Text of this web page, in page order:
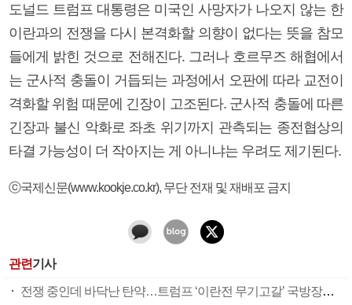
도널드 트럼프 대통령은 미국인 사망자가 나오지 않는 한
이란과의 전쟁을 다시 본격화할 의향이 없다는 뜻을 참모
들에게 밝힌 것으로 전해진다. 그러나 호르무즈 해협에서
는 군사적 충돌이 거듭되는 과정에서 오판에 따라 교전이
격화할 위험 때문에 긴장이 고조된다. 군사적 충돌에 따른
긴장과 불신 악화로 좌초 위기까지 관측되는 종전협상의
타결 가능성이 더 작아지는 게 아니냐는 우려도 제기된다.
ⓒ국제신문(www.kookje.co.kr), 무단 전재 및 재배포 금지
관련기사
전쟁 중인데 바닥난 탄약…트럼프 ‘이란전 무기고갈’ 국방장관 질책